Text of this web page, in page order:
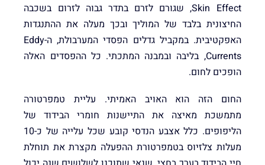
Skin Effect, שגורם לזרם בתדר גבוה לזרום בשכבה
החיצונית בלבד של המוליך ובכך מעלה את ההתנגדות
האפקטיבית. במקביל גדלים הפסדי המערבולת, ה-Eddy
Currents, בליבה ובמבנה המתכתי. כל ההפסדים האלה
הופכים לחום.
החום הזה הוא האויב האמיתי. עליית טמפרטורה
מתמשכת מאיצה את התיישנות חומרי הבידוד של
הליפופים. כלל אצבע הנדסי קובע שכל עלייה של כ-10
מעלות צלזיוס בטמפרטורת ההפעלה מקצרת את תוחלת